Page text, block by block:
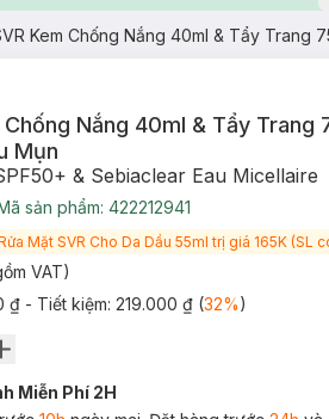
Kem Chống Nắng 40ml & Tẩy Trang
Nắng 40ml & Tẩy Trang
Mụn
& Sebiaclear Eau Micellaire
sản phẩm: 422212941
Mặt SVR Cho Da Dầu 55ml trị giá 165K (SL
VAT)
₫ - Tiết kiệm: 219.000 ₫(32%)
Miễn Phí 2H